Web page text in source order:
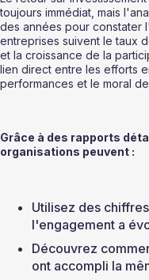
toujours immédiat, mais
des années pour constater
entreprises suivent le taux
et la croissance de la
lien direct entre les efforts
performances et le moral
Grâce à des rapports
organisations peuvent :
Utilisez des
l'engagement a
Découvrez
ont accompli la